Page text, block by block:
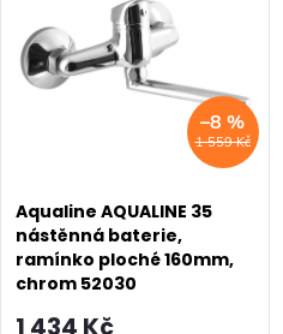
e
n
p
r
o
Abecedně
p
p
r
1 559 Kč
–8 %
Aqualine AQUALINE 35
nástěnná baterie,
ramínko ploché 160mm,
chrom 52030
1 434 Kč